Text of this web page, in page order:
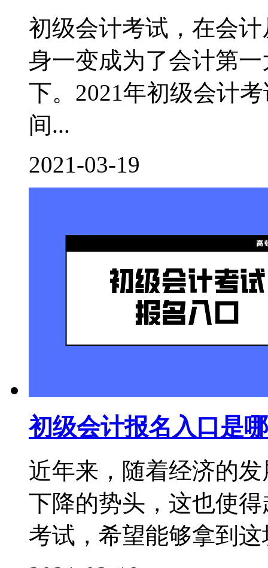
初级会计考试，在会
身一变成为了会计第
下。2021年初级会计
间...
2021-03-19
初级会计报名入口是
近年来，随着经济的
下降的势头，这也使
考试，希望能够拿到